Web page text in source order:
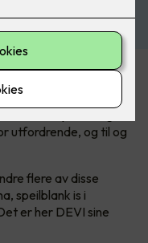
vinter
utfordrende, og til og
flere av disse
speilblank is i
er her DEVI sine